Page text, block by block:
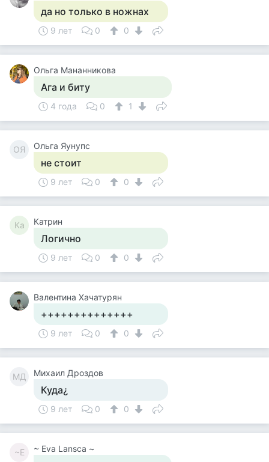
да но только в ножнах
9 лет 0 0
Ольга Мананникова
Ага и биту
4 года 0 1
ОЯ Ольга Яунупс
не стоит
9 лет 0 0
Ка Катрин
Логично
9 лет 0 0
Валентина Хачатурян
++++++++++++++
9 лет 0 0
МД Михаил Дроздов
Куда¿
9 лет 0 0
~E ~ Eva Lansca ~